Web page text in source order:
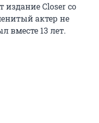
издание Closer со
актер не
вместе 13 лет.